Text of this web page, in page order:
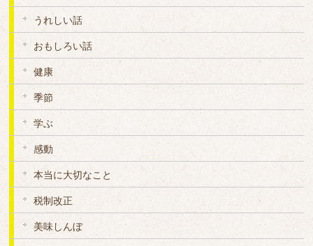
うれしい話
おもしろい話
健康
季節
学ぶ
感動
本当に大切なこと
税制改正
美味しんぼ